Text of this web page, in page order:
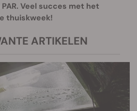
Veel succes met het
thuiskweek!
ARTIKELEN